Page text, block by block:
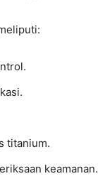
titanium.
keamanan.